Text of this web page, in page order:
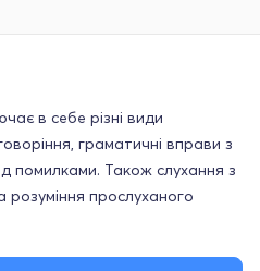
в себе різні види
граматичні вправи з
Також слухання з
розуміння прослуханого